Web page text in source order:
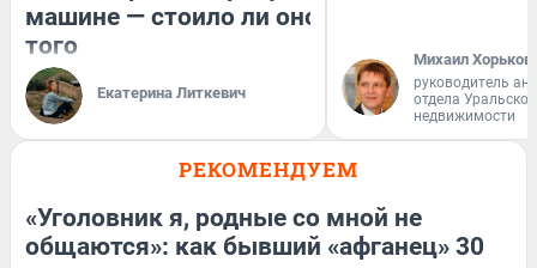
машине — стоило ли оно
того
Екатерина Литкевич
Михаил Хорьков
руководитель
отдела
недвижимости
РЕКОМЕНДУЕМ
«Уголовник я, родные со мной не
общаются»: как бывший «афганец» 30